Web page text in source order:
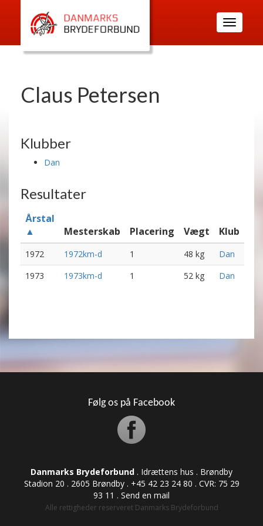
Toggle
navigation
Claus Petersen
Klubber
Dan
Resultater
Årstal
▲
Mesterskab Placering Vægt Klub
1972 1972km-d 1 48 kg
Dan
1973
1973km-d 1 52 kg Dan
Følg os på Facebook
Danmarks Brydeforbund . Idrættens hus . Brøndby
Stadion 20 . 2605 Brøndby . +45 42 23 24 80 . CVR: ​​​​​​75 29
93 11 . Send en mail
Alle rettigheder reserveret Danmarks Brydeforbund